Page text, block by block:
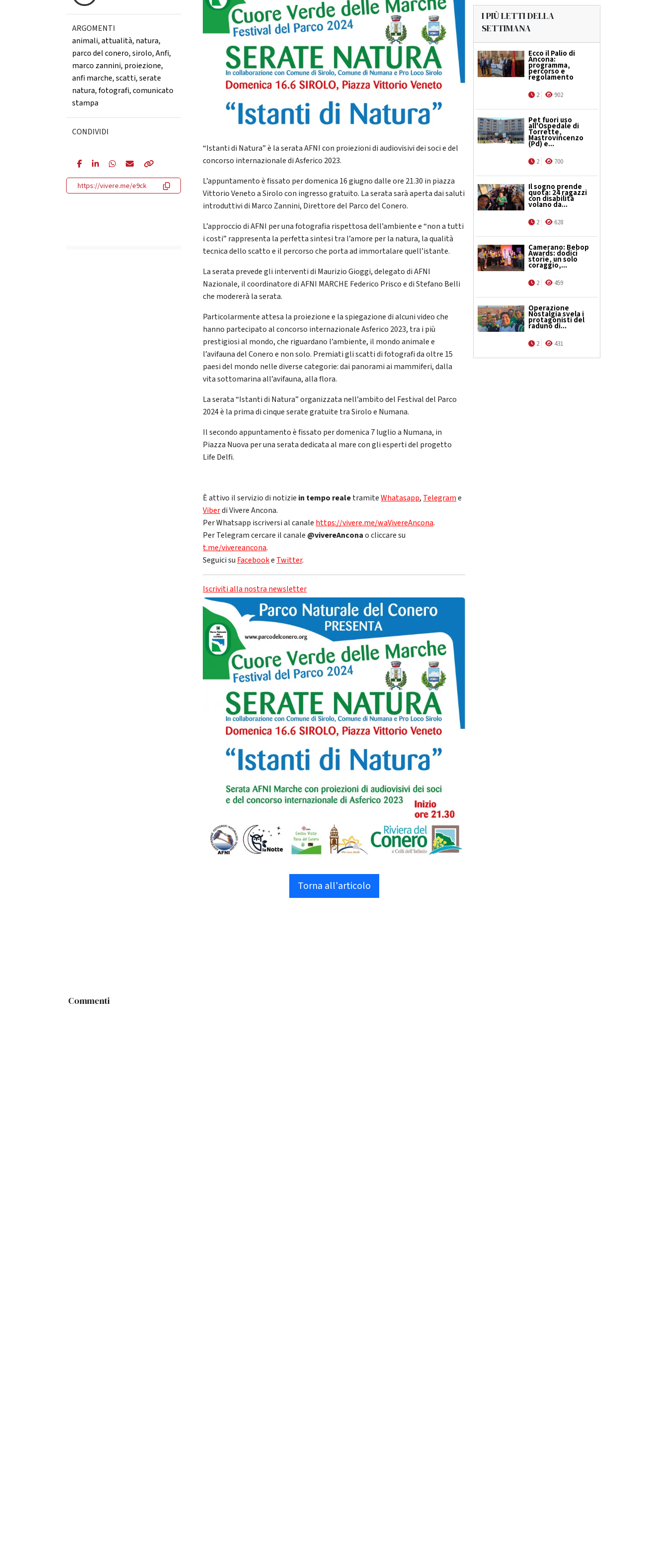
ARGOMENTI
animali,attualità, natura,
parco del conero,sirolo,Anfi,
marco zannini, proiezione,
anfi marche,scatti,serate
natura,fotografi,comunicato
stampa
CONDIVIDI
https://vivere.me/e9ck
“Istanti di Natura” è la serata AFNI con proiezioni di audiovisivi dei soci e del
concorso internazionale di Asferico 2023.
L’appuntamento è fissato per domenica 16 giugno dalle ore 21.30 in piazza
Vittorio Veneto a Sirolo con ingresso gratuito. La serata sarà aperta dai saluti
introduttivi di Marco Zannini, Direttore del Parco del Conero.
L’approccio di AFNI per una fotografia rispettosa dell’ambiente e “non a tutti
i costi” rappresenta la perfetta sintesi tra l’amore per la natura, la qualità
tecnica dello scatto e il percorso che porta ad immortalare quell’istante.
La serata prevede gli interventi di Maurizio Gioggi, delegato di AFNI
Nazionale, il coordinatore di AFNI MARCHE Federico Prisco e di Stefano Belli
che modererà la serata.
Particolarmente attesa la proiezione e la spiegazione di alcuni video che
hanno partecipato al concorso internazionale Asferico 2023, tra i più
prestigiosi al mondo, che riguardano l’ambiente, il mondo animale e
l’avifauna del Conero e non solo. Premiati gli scatti di fotografi da oltre 15
paesi del mondo nelle diverse categorie: dai panorami ai mammiferi, dalla
vita sottomarina all’avifauna, alla flora.
La serata “Istanti di Natura” organizzata nell’ambito del Festival del Parco
2024 è la prima di cinque serate gratuite tra Sirolo e Numana.
Il secondo appuntamento è fissato per domenica 7 luglio a Numana, in
Piazza Nuova per una serata dedicata al mare con gli esperti del progetto
Life Delfi.
È attivo il servizio di notizie in tempo realetramiteWhatasapp, Telegrame
Viberdi Vivere Ancona.
Per Whatsapp iscriversi al canale https://vivere.me/waVivereAncona.
Per Telegram cercare il canale @vivereAnconao cliccare su
t.me/vivereancona.
Seguici su Facebooke Twitter.
Iscriviti alla nostra newsletter
Torna all'articolo
I PIÙ LETTI DELLA
SETTIMANA
Ecco il Palio di
Ancona:
programma,
percorso e
regolamento
2 902
Pet fuori uso
all'Ospedale di
Torrette,
Mastrovincenzo
(Pd) e...
2 700
Il sogno prende
quota: 24 ragazzi
con disabilità
volano da...
2 628
Camerano: Bebop
Awards: dodici
storie, un solo
coraggio,...
2 459
Operazione
Nostalgia svela i
protagonisti del
raduno di...
2 431
Commenti